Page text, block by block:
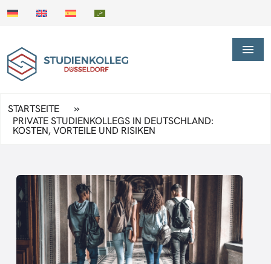
STARTSEITE »
PRIVATE STUDIENKOLLEGS IN DEUTSCHLAND:
KOSTEN, VORTEILE UND RISIKEN